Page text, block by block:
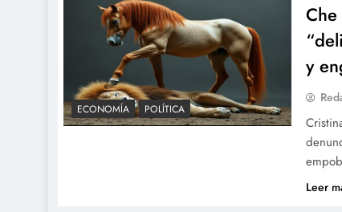
ECONOMÍA POLÍTICA
y
Leer